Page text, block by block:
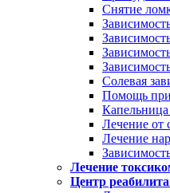
Снятие
Солевая
Помощь при
Капельница
Лечение от
Лечение
Лечение
Центр